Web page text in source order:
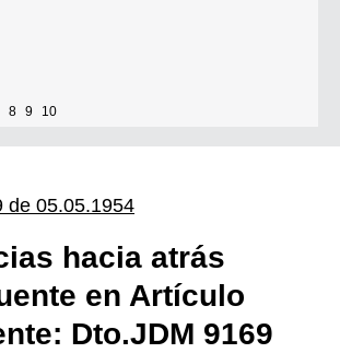
8 9 10
de 05.05.1954
hacia atrás
en Artículo
Dto.JDM 9169